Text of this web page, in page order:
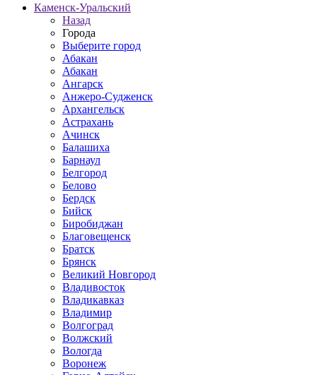
Каменск-Уральский
Назад
Города
Выберите город
Абакан
Абакан
Ангарск
Анжеро-Судженск
Архангельск
Астрахань
Ачинск
Балашиха
Барнаул
Белгород
Белово
Бердск
Бийск
Биробиджан
Благовещенск
Братск
Брянск
Великий Новгород
Владивосток
Владикавказ
Владимир
Волгоград
Волжский
Вологда
Воронеж